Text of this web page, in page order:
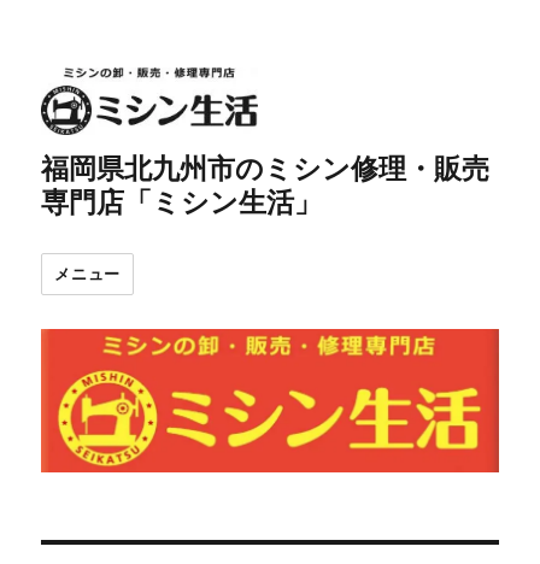
福岡県北九州市のミシン修理・販売
専門店「ミシン生活」
メニュー